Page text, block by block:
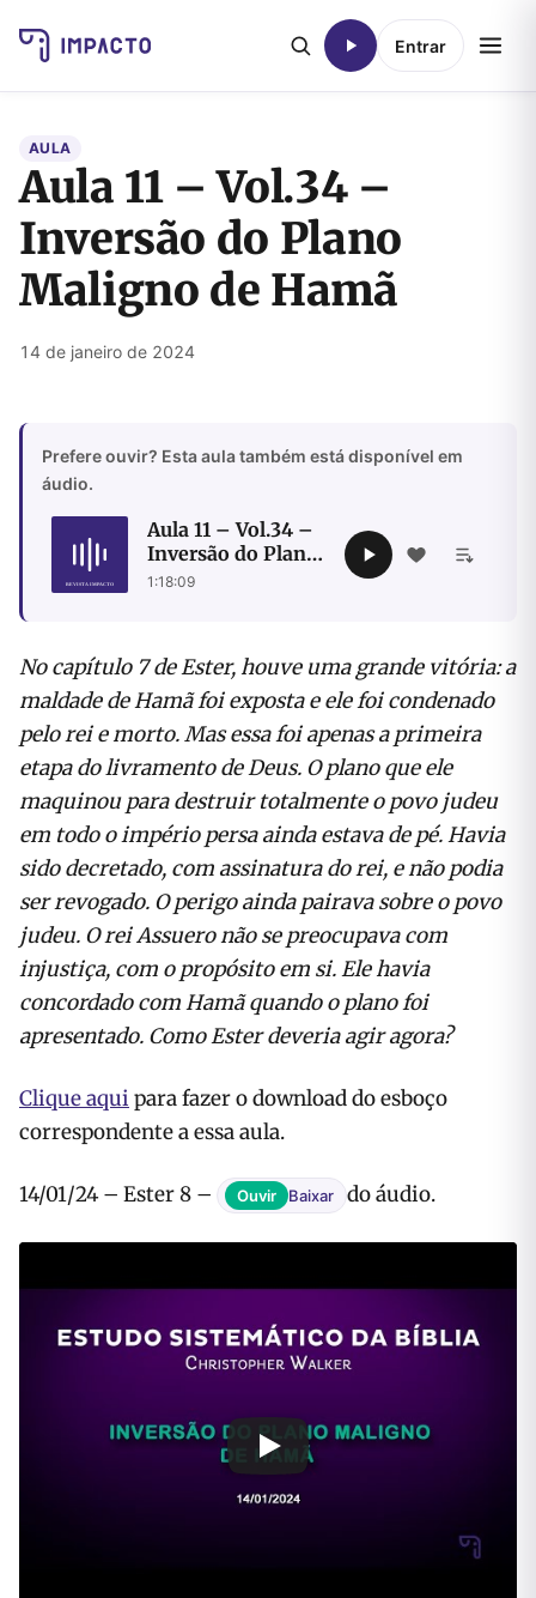
Entrar
AULA
Aula 11 – Vol.34 –
Inversão do Plano
Maligno de Hamã
14 de janeiro de 2024
Prefere ouvir? Esta aula também está disponível em
áudio.
Aula 11 – Vol.34 –
Inversão do Plano
Maligno de Hamã
1:18:09
No capítulo 7 de Ester, houve uma grande vitória: a
maldade de Hamã foi exposta e ele foi condenado
pelo rei e morto. Mas essa foi apenas a primeira
etapa do livramento de Deus. O plano que ele
maquinou para destruir totalmente o povo judeu
em todo o império persa ainda estava de pé. Havia
sido decretado, com assinatura do rei, e não podia
ser revogado. O perigo ainda pairava sobre o povo
judeu. O rei Assuero não se preocupava com
injustiça, com o propósito em si. Ele havia
concordado com Hamã quando o plano foi
apresentado. Como Ester deveria agir agora?
Clique aqui para fazer o download do esboço
correspondente a essa aula.
14/01/24 – Ester 8 – Ouvir Baixar do áudio.